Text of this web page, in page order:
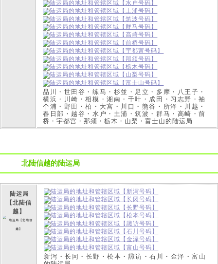
品川・世田谷・练马・杉並・足立・多摩・八王子・
横浜・川崎・相模・湘南・千叶・成田・习志野・袖
个浦・野田・柏・大宫・川口・熊谷・所泽・川越・
春日部・越谷・水户・土浦・筑波・群马・高崎・前
桥・宇都宫・那须・栃木・山梨・富士山的陆运局
北陆信越的陆运局
陆运局
【北陆信
越】
新泻・长冈・长野・松本・諏访・石川・金泽・富山